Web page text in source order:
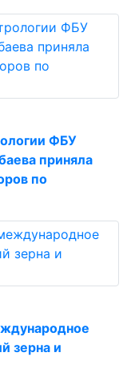
ФБУ
приняла
по
зерна и